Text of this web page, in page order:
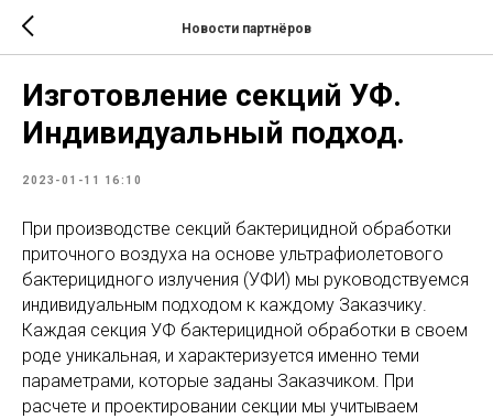
Новости партнёров
Изготовление секций УФ.
Индивидуальный подход.
2023-01-11 16:10
При производстве секций бактерицидной обработки
приточного воздуха на основе ультрафиолетового
бактерицидного излучения (УФИ) мы руководствуемся
индивидуальным подходом к каждому Заказчику.
Каждая секция УФ бактерицидной обработки в своем
роде уникальная, и характеризуется именно теми
параметрами, которые заданы Заказчиком. При
расчете и проектировании секции мы учитываем